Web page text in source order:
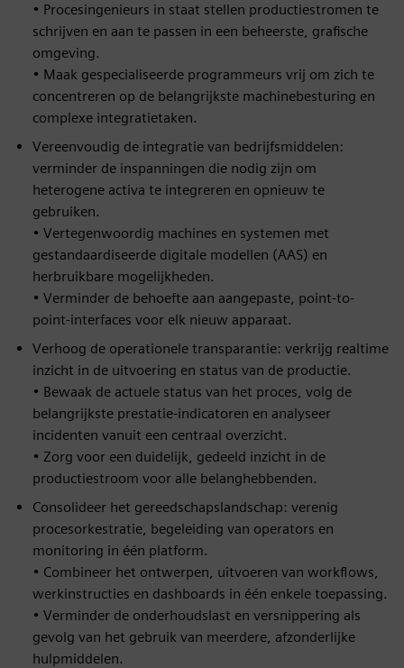
• Procesingenieurs in staat stellen productiestromen te
schrijven en aan te passen in een beheerste, grafische
omgeving.
• Maak gespecialiseerde programmeurs vrij om zich te
concentreren op de belangrijkste machinebesturing en
complexe integratietaken.
Vereenvoudig de integratie van bedrijfsmiddelen:
verminder de inspanningen die nodig zijn om
heterogene activa te integreren en opnieuw te
gebruiken.
• Vertegenwoordig machines en systemen met
gestandaardiseerde digitale modellen (AAS) en
herbruikbare mogelijkheden.
• Verminder de behoefte aan aangepaste, point-to-
point-interfaces voor elk nieuw apparaat.
Verhoog de operationele transparantie: verkrijg realtime
inzicht in de uitvoering en status van de productie.
• Bewaak de actuele status van het proces, volg de
belangrijkste prestatie-indicatoren en analyseer
incidenten vanuit een centraal overzicht.
• Zorg voor een duidelijk, gedeeld inzicht in de
productiestroom voor alle belanghebbenden.
Consolideer het gereedschapslandschap: verenig
procesorkestratie, begeleiding van operators en
monitoring in één platform.
• Combineer het ontwerpen, uitvoeren van workflows,
werkinstructies en dashboards in één enkele toepassing.
• Verminder de onderhoudslast en versnippering als
gevolg van het gebruik van meerdere, afzonderlijke
hulpmiddelen.